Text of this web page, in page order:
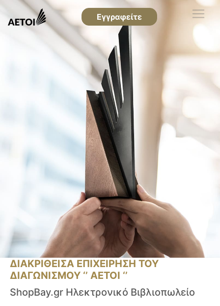
Εγγραφείτε
ΔΙΑΚΡΙΘΕΙΣΑ ΕΠΙΧΕΙΡΗΣΗ ΤΟΥ
ΔΙΑΓΩΝΙΣΜΟΥ ‘’ ΑΕΤΟΙ ‘’
ShopBay.gr Ηλεκτρονικό Βιβλιοπωλείο